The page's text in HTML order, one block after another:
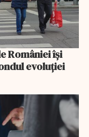
României își
evoluției